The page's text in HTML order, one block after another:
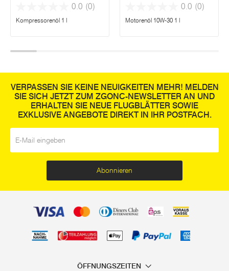
0.0 (0)
Kompressorenöl 1 l
0.0 (0)
Motorenöl 10W-30 1 l
VERPASSEN SIE KEINE NEUIGKEITEN MEHR! MELDEN
SIE SICH JETZT ZUM ZGONC-NEWSLETTER AN UND
ERHALTEN SIE NEUE FLUGBLÄTTER SOWIE
EXKLUSIVE ANGEBOTE DIREKT IN IHR POSTFACH.
Abonnieren
ÖFFNUNGSZEITEN